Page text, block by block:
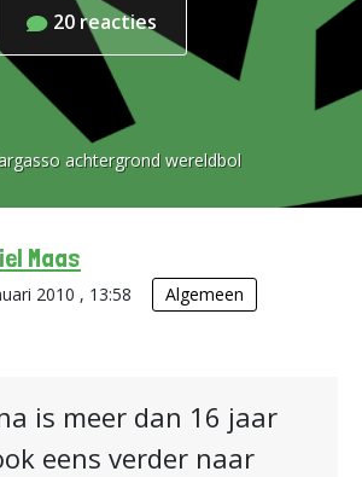
20 reacties
achtergrond wereldbol
Maas
2010 , 13:58 Algemeen
is meer dan 16 jaar
eens verder naar